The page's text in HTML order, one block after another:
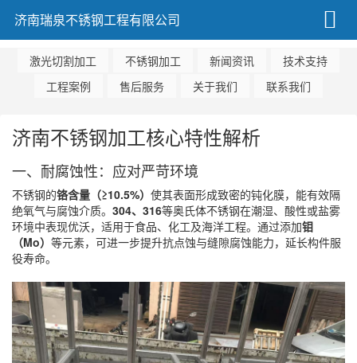
济南瑞泉不锈钢工程有限公司
激光切割加工 不锈钢加工 新闻资讯
技术支持
工程案例
售后服务 关于我们 联系我们
济南不锈钢加工核心特性解析
一、耐腐蚀性：应对严苛环境
不锈钢的铬含量（≥10.5%） 使其表面形成致密的钝化膜，能有效隔
绝氧气与腐蚀介质。 304、316等奥氏体不锈钢在潮湿、酸性或盐雾
环境中表现优沃，适用于食品、化工及海洋工程。通过添加钼
（Mo） 等元素，可进一步提升抗点蚀与缝隙腐蚀能力，延长构件服
役寿命。